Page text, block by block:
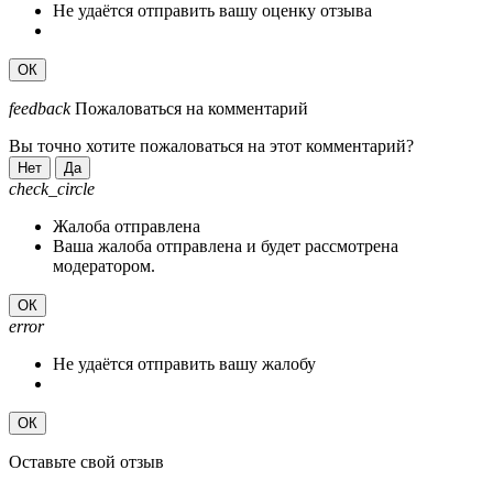
Не удаётся отправить вашу оценку отзыва
ОК
feedback Пожаловаться на комментарий
Вы точно хотите пожаловаться на этот комментарий?
Нет Да
check_circle
Жалоба отправлена
Ваша жалоба отправлена и будет рассмотрена
модератором.
ОК
error
Не удаётся отправить вашу жалобу
ОК
Оставьте свой отзыв